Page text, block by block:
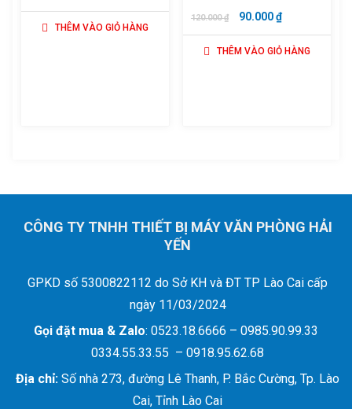
GỐC
LÀ:
HIỆN
TẠI
THÊM VÀO GIỎ HÀNG
120.000₫
GIÁ
GỐC
LÀ:
90.000₫GIÁ
HIỆN
TẠI
THÊM VÀO GIỎ HÀNG
CÔNG TY TNHH THIẾT BỊ MÁY VĂN PHÒNG HẢI
YẾN
GPKD số 5300822112 do Sở KH và ĐT TP Lào Cai cấp
ngày 11/03/2024
Gọi đặt mua & Zalo: 0523.18.6666 – 0985.90.99.33
0334.55.33.55 – 0918.95.62.68
Địa chỉ: Số nhà 273, đường Lê Thanh, P. Bắc Cường, Tp. Lào
Cai, Tỉnh Lào Cai